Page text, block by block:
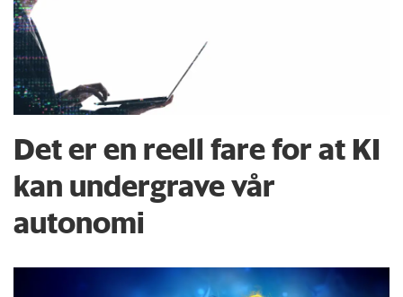
Det er en reell fare for at KI
kan undergrave vår
autonomi